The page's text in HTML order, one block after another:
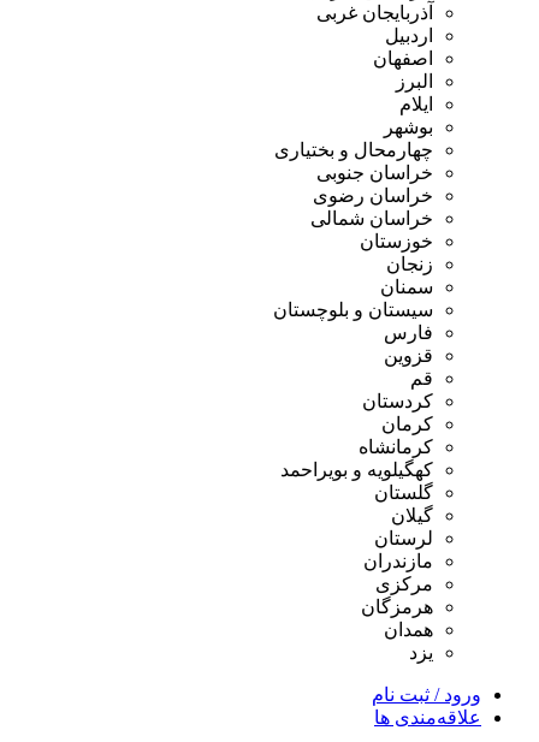
آذربایجان غربی
اردبیل
اصفهان
البرز
ایلام
بوشهر
چهارمحال و بختیاری
خراسان جنوبی
خراسان رضوی
خراسان شمالی
خوزستان
زنجان
سمنان
سیستان و بلوچستان
فارس
قزوین
قم
کردستان
کرمان
کرمانشاه
کهگیلویه و بویراحمد
گلستان
گیلان
لرستان
مازندران
مرکزی
هرمزگان
همدان
یزد
ورود / ثبت نام
علاقه‌مندی ها